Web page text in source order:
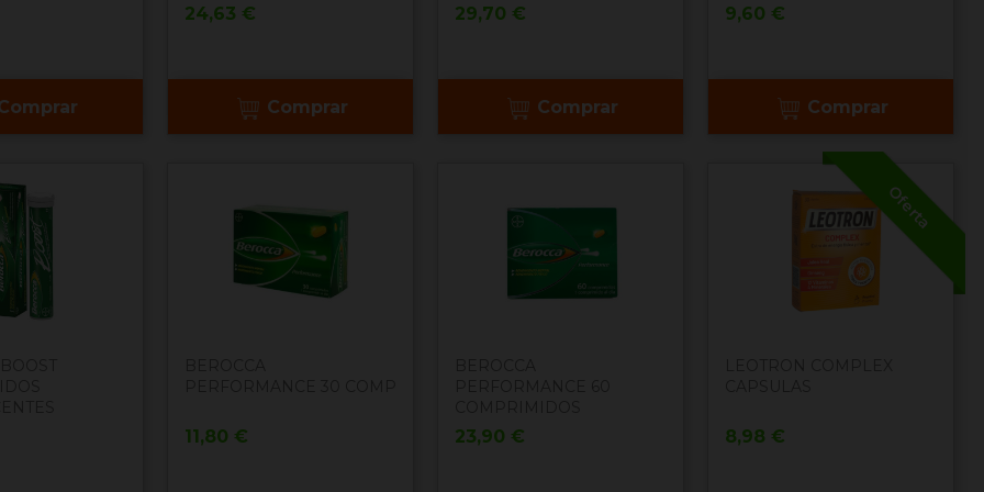
Precio
24,63 €
Comprar
Precio
29,70 €
Comprar
Precio
9,60 €
Comprar
Precio
11,80 € Precio
23,90 €
Oferta
Precio
8,98 €